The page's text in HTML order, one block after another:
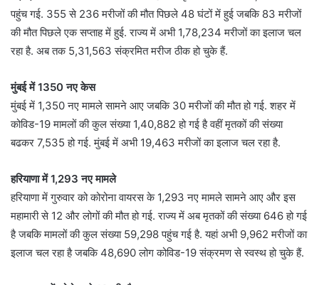
पहुंच गई. 355 से 236 मरीजों की मौत पिछले 48 घंटों में हुई जबकि 83 मरीजों
की मौत पिछले एक सप्ताह में हुई. राज्य में अभी 1,78,234 मरीजों का इलाज चल
रहा है. अब तक 5,31,563 संक्रमित मरीज ठीक हो चुके हैं.
मुंबई में 1350 नए केस
मुंबई में 1,350 नए मामले सामने आए जबकि 30 मरीजों की मौत हो गई. शहर में
कोविड-19 मामलों की कुल संख्या 1,40,882 हो गई है वहीं मृतकों की संख्या
बढकर 7,535 हो गई. मुंबई में अभी 19,463 मरीजों का इलाज चल रहा है.
हरियाणा में 1,293 नए मामले
हरियाणा में गुरुवार को कोरोना वायरस के 1,293 नए मामले सामने आए और इस
महामारी से 12 और लोगों की मौत हो गई. राज्य में अब मृतकों की संख्या 646 हो गई
है जबकि मामलों की कुल संख्या 59,298 पहुंच गई है. यहां अभी 9,962 मरीजों का
इलाज चल रहा है जबकि 48,690 लोग कोविड-19 संक्रमण से स्वस्थ हो चुके हैं.